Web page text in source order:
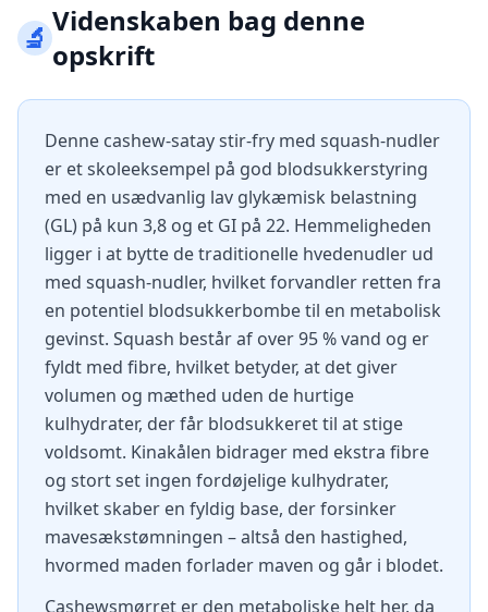
🔬Videnskaben bag denne
opskrift
Denne cashew-satay stir-fry med squash-nudler
er et skoleeksempel på god blodsukkerstyring
med en usædvanlig lav glykæmisk belastning
(GL) på kun 3,8 og et GI på 22. Hemmeligheden
ligger i at bytte de traditionelle hvedenudler ud
med squash-nudler, hvilket forvandler retten fra
en potentiel blodsukkerbombe til en metabolisk
gevinst. Squash består af over 95 % vand og er
fyldt med fibre, hvilket betyder, at det giver
volumen og mæthed uden de hurtige
kulhydrater, der får blodsukkeret til at stige
voldsomt. Kinakålen bidrager med ekstra fibre
og stort set ingen fordøjelige kulhydrater,
hvilket skaber en fyldig base, der forsinker
mavesækstømningen – altså den hastighed,
hvormed maden forlader maven og går i blodet.
Cashewsmørret er den metaboliske helt her, da